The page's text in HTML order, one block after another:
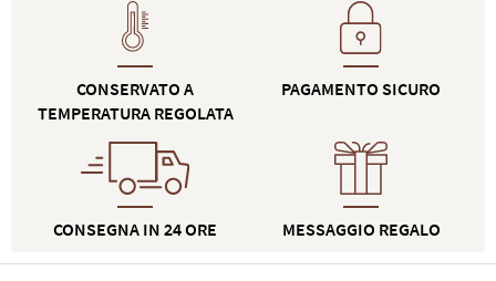
CONSERVATO A
TEMPERATURA REGOLATA
CONSEGNA IN 24 ORE
PAGAMENTO SICURO
MESSAGGIO REGALO